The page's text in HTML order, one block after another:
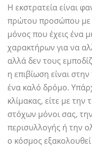
Η εκστρατεία είναι
πρώτου προσώπου με
μόνος που έχεις ένα
χαρακτήρων για να
αλλά δεν τους
η επιβίωση είναι
ένα καλό δρόμο.
κλίμακας, είτε με
στόχων μόνοι σας,
περισυλλογής ή την
ο κόσμος